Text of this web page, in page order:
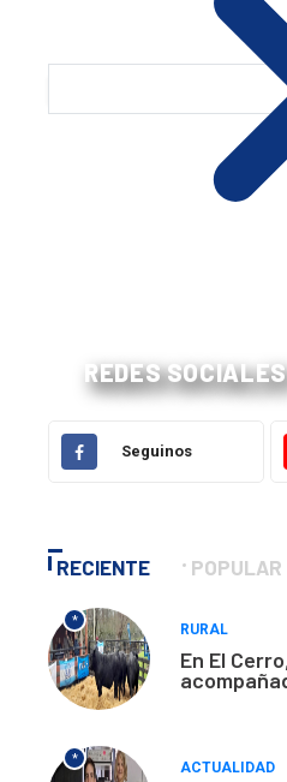
REDES SOCIALES
Seguinos
RECIENTE POPULAR
*
RURAL
En El
*
ACTUALIDAD